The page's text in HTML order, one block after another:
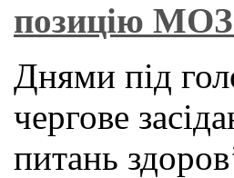
позицію
Днями під
чергове
питань